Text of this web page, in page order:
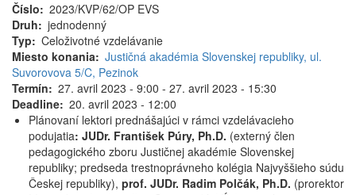
Číslo
2023/KVP/62/OP EVS
Druh
jednodenný
Typ
Celoživotné vzdelávanie
Miesto konania Justičná akadémia Slovenskej republiky, ul.
Suvorovova 5/C, Pezinok
Termín
27. avril 2023 - 9:00 - 27. avril 2023 - 15:30
Deadline 20. avril 2023 - 12:00
Plánovaní lektori prednášajúci v rámci vzdelávacieho
podujatia: JUDr. František Púry, Ph.D. (externý člen
pedagogického zboru Justičnej akadémie Slovenskej
republiky; predseda trestnoprávneho kolégia Najvyššieho súdu
Českej republiky), prof. JUDr. Radim Polčák, Ph.D. (prorektor